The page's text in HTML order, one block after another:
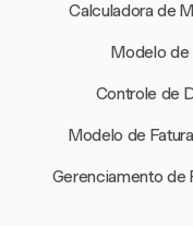
Calculadora de
Modelo
Controle de
Modelo de
Gerenciamento de